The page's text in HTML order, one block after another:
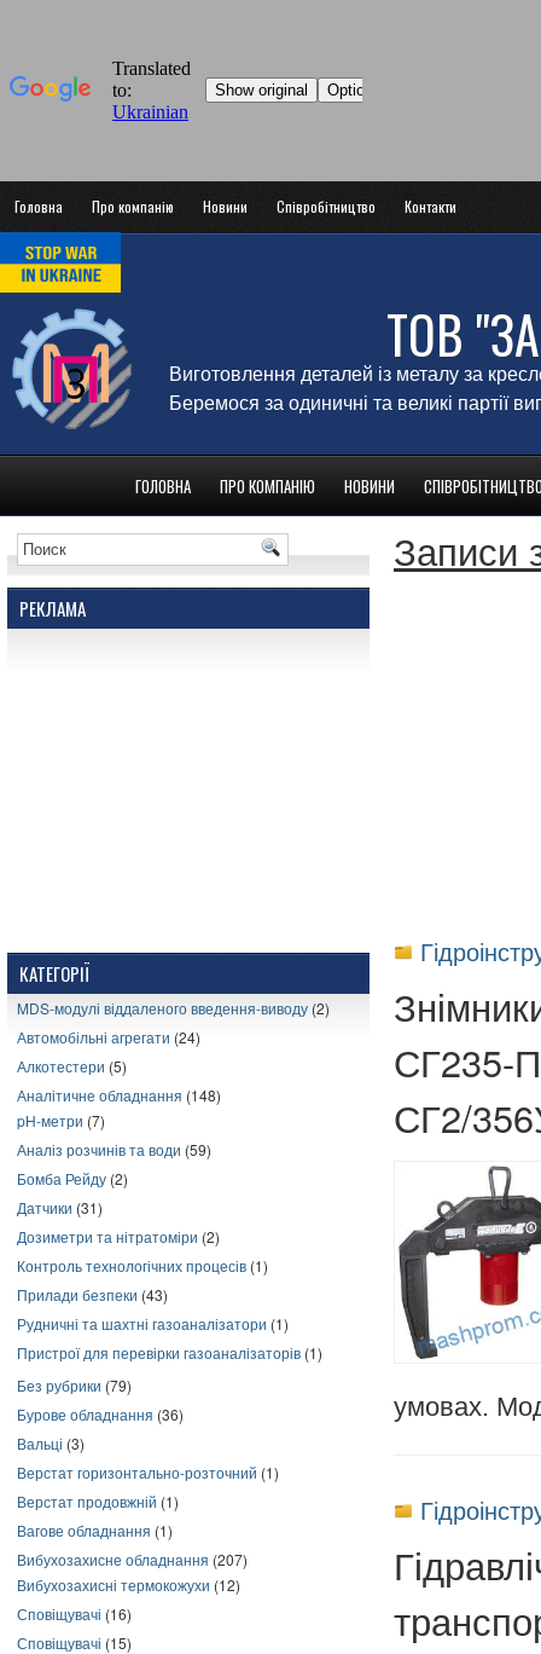
Головна Про компанію Новини Співробітництво Контакти
ТОВ
Виготовлення деталей із металу за
Беремося за одиничні та великі партії
ГОЛОВНА ПРО КОМПАНІЮ НОВИНИ
РЕКЛАМА
КАТЕГОРІЇ
MDS-модулі віддаленого введення-виводу (2)
Автомобільні агрегати (24)
Алкотестери (5)
Аналітичне обладнання (148)
pH-метри (7)
Аналіз розчинів та води (59)
Бомба Рейду (2)
Датчики (31)
Дозиметри та нітратоміри (2)
Контроль технологічних процесів (1)
Прилади безпеки (43)
Рудничні та шахтні газоаналізатори (1)
Пристрої для перевірки газоаналізаторів (1)
Без рубрики (79)
Бурове обладнання (36)
Вальці (3)
Верстат горизонтально-розточний (1)
Верстат продовжній (1)
Вагове обладнання (1)
Вибухозахисне обладнання (207)
Вибухозахисні термокожухи (12)
Сповіщувачі (16)
Сповіщувачі (15)
Записи
СГ235-
СГ2/
умовах.